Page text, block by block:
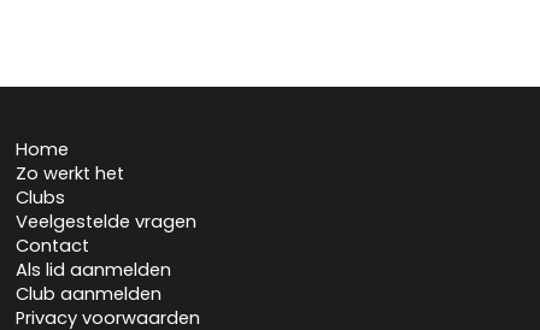
Home
Zo werkt het
Clubs
Veelgestelde vragen
Contact
Als lid aanmelden
Club aanmelden
Privacy voorwaarden